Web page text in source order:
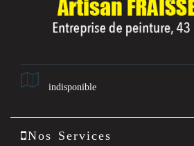
indisponible
Nos Services